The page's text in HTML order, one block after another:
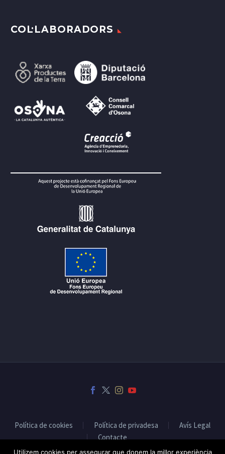
COL·LABORADORS
Política de cookies Política de privadesa
Avís Legal
Contacte
Utilizem cookies per assegurar que donem la millor experiència